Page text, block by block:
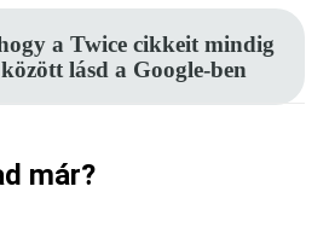
a Twice cikkeit mindig
lásd a Google-ben
már?